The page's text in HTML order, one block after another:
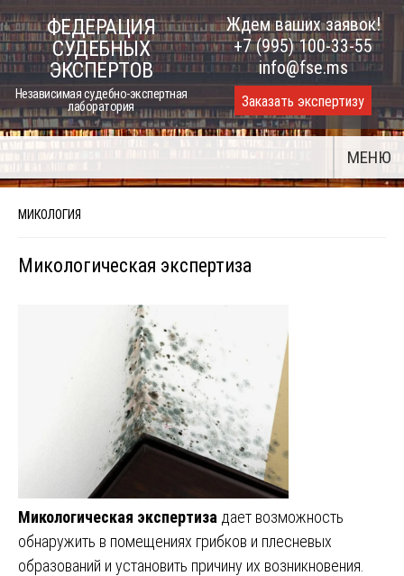
Skip
to
content
ФЕДЕРАЦИЯ
СУДЕБНЫХ
ЭКСПЕРТОВ
Независимая судебно-экспертная
лаборатория
Ждем ваших заявок!
+7 (995) 100-33-55
info@fse.ms
Заказать экспертизу
МЕНЮ
МИКОЛОГИЯ
Микологическая экспертиза
Микологическая экспертиза дает возможность
обнаружить в помещениях грибков и плесневых
образований и установить причину их возникновения.